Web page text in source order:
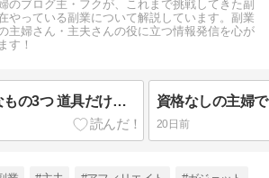
のブログ主・フクが、これまで挑戦してきた副
やっている副業について解説しています。副業
主婦さん・主夫さんの役に立つ情報発信を心が
す！
在宅ワークに必要なもの3つ 道具だけじゃない、仕事を受けたあとの準備まで
20日前